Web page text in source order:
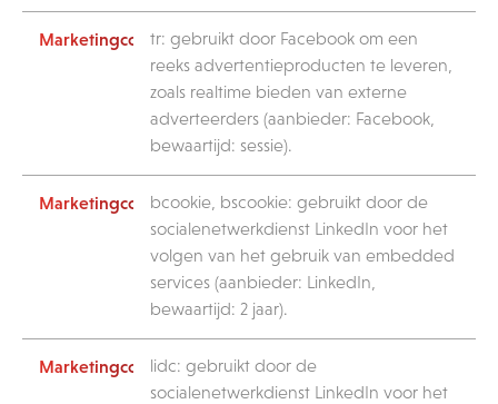
tr: gebruikt door Facebook om een
reeks advertentieproducten te leveren,
zoals realtime bieden van externe
adverteerders (aanbieder: Facebook,
bewaartijd: sessie).
bcookie, bscookie: gebruikt door de
socialenetwerkdienst LinkedIn voor het
volgen van het gebruik van embedded
services (aanbieder: LinkedIn,
bewaartijd: 2 jaar).
lidc: gebruikt door de
socialenetwerkdienst LinkedIn voor het